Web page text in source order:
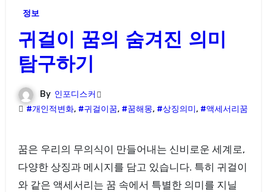
정보
귀걸이 꿈의 숨겨진 의미
탐구하기
By 인포디스커
#개인적변화, #귀걸이꿈, #꿈해몽, #상징의미, #액세서리꿈
꿈은 우리의 무의식이 만들어내는 신비로운 세계로,
다양한 상징과 메시지를 담고 있습니다. 특히 귀걸이
와 같은 액세서리는 꿈 속에서 특별한 의미를 지닐